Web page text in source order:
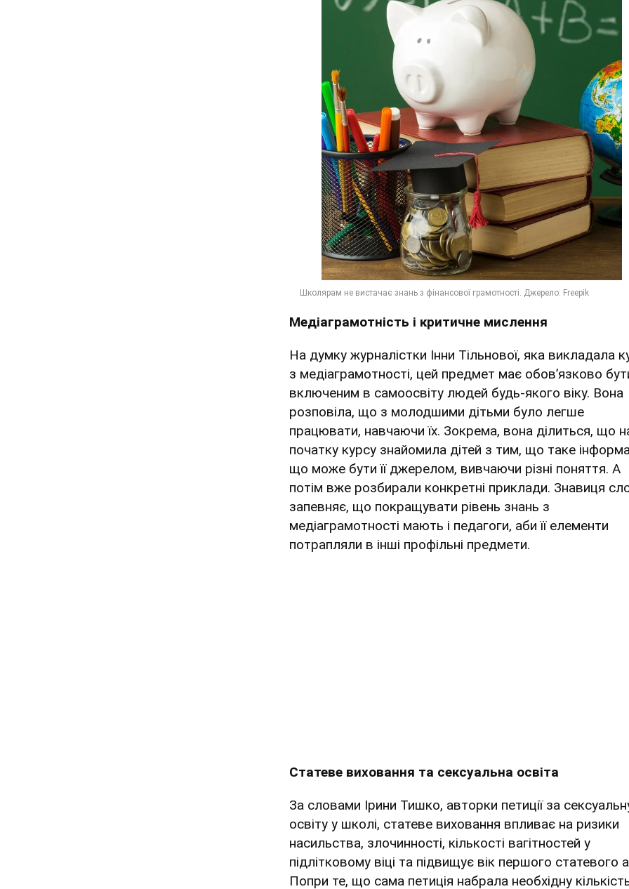
Медіаграмотність і критичне мислення
На думку журналістки Інни Тільнової, яка викладала
з медіаграмотності, цей предмет має обовʼязково
включеним в самоосвіту людей будь-якого віку. Вона
розповіла, що з молодшими дітьми було легше
працювати, навчаючи їх. Зокрема, вона ділиться, що
початку курсу знайомила дітей з тим, що таке
що може бути її джерелом, вивчаючи різні поняття. А
потім вже розбирали конкретні приклади. Знавиця
запевняє, що покращувати рівень знань з
медіаграмотності мають і педагоги, аби її елементи
потрапляли в інші профільні предмети.
Статеве виховання та сексуальна освіта
За словами Ірини Тишко, авторки петиції за
освіту у школі, статеве виховання впливає на ризики
насильства, злочинності, кількості вагітностей у
підлітковому віці та підвищує вік першого статевого
Попри те, що сама петиція набрала необхідну